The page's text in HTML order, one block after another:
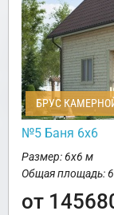
БРУС
№5 Баня 6х6
Размер: 6х6 м
Общая площадь:
от